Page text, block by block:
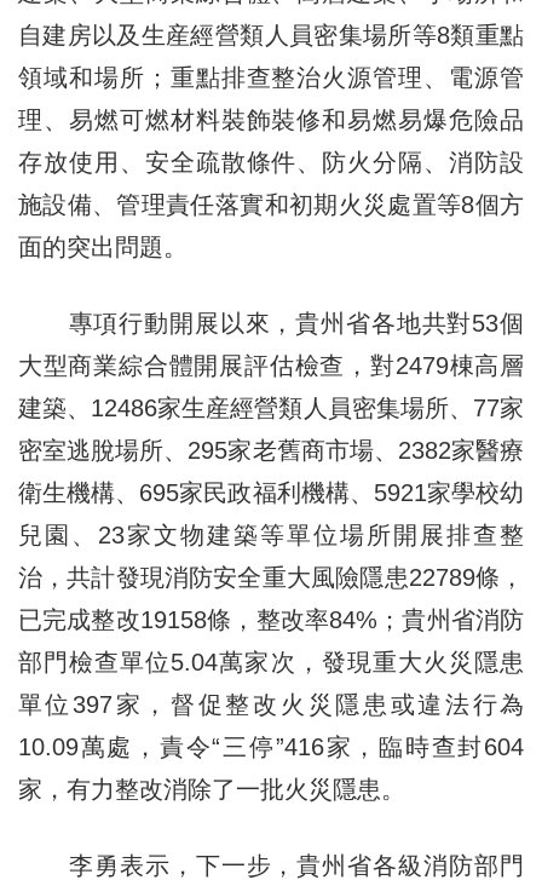
自建房以及生産經營類人員密集場所等8類重點
領域和場所；重點排查整治火源管理、電源管
理、易燃可燃材料裝飾裝修和易燃易爆危險品
存放使用、安全疏散條件、防火分隔、消防設
施設備、管理責任落實和初期火災處置等8個方
面的突出問題。
專項行動開展以來，貴州省各地共對53個
大型商業綜合體開展評估檢查，對2479棟高層
建築、12486家生産經營類人員密集場所、77家
密室逃脫場所、295家老舊商市場、2382家醫療
衛生機構、695家民政福利機構、5921家學校幼
兒園、23家文物建築等單位場所開展排查整
治，共計發現消防安全重大風險隱患22789條，
已完成整改19158條，整改率84%；貴州省消防
部門檢查單位5.04萬家次，發現重大火災隱患
單位397家，督促整改火災隱患或違法行為
10.09萬處，責令“三停”416家，臨時查封604
家，有力整改消除了一批火災隱患。
李勇表示，下一步，貴州省各級消防部門